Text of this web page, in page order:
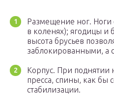
Размещение ног. Ноги
в коленях); ягодицы и
высота брусьев
заблокированными, а
Корпус. При
пресса, спины, как бы
стабилизации.